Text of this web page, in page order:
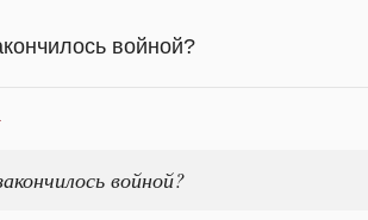
войной?
войной?